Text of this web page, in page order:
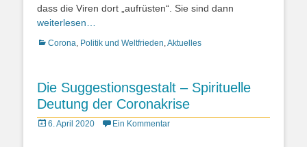
dass die Viren dort „aufrüsten“. Sie sind dann
weiterlesen…
Kategorien
Corona, Politik und Weltfrieden,Aktuelles
Die Suggestionsgestalt – Spirituelle
Deutung der Coronakrise
Posted
6. April 2020 Ein Kommentar